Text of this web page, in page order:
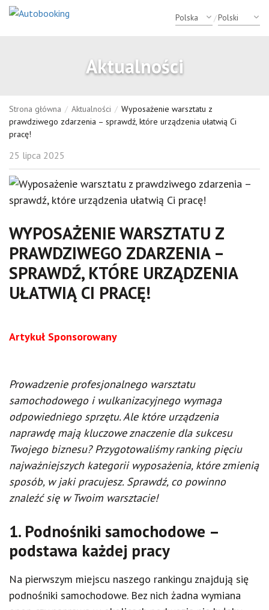
/
Aktualności
Strona główna / Aktualności / Wyposażenie warsztatu z
prawdziwego zdarzenia – sprawdź, które urządzenia ułatwią Ci
pracę!
25 lipca 2025
WYPOSAŻENIE WARSZTATU Z
PRAWDZIWEGO ZDARZENIA –
SPRAWDŹ, KTÓRE URZĄDZENIA
UŁATWIĄ CI PRACĘ!
Artykuł Sponsorowany
Prowadzenie profesjonalnego warsztatu
samochodowego i wulkanizacyjnego wymaga
odpowiedniego sprzętu. Ale które urządzenia
naprawdę mają kluczowe znaczenie dla sukcesu
Twojego biznesu? Przygotowaliśmy ranking pięciu
najważniejszych kategorii wyposażenia, które zmienią
sposób, w jaki pracujesz. Sprawdź, co powinno
znaleźć się w Twoim warsztacie!
1. Podnośniki samochodowe –
podstawa każdej pracy
Na pierwszym miejscu naszego rankingu znajdują się
podnośniki samochodowe. Bez nich żadna wymiana